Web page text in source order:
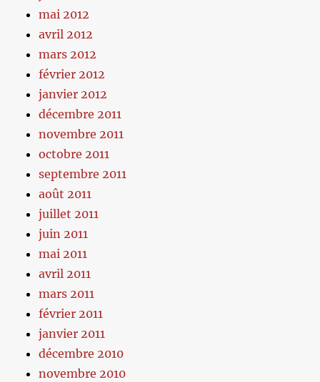
mai 2012
avril 2012
mars 2012
février 2012
janvier 2012
décembre 2011
novembre 2011
octobre 2011
septembre 2011
août 2011
juillet 2011
juin 2011
mai 2011
avril 2011
mars 2011
février 2011
janvier 2011
décembre 2010
novembre 2010